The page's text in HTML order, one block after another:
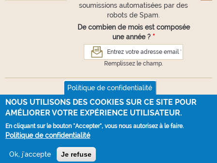
soumissions automatisées par des
robots de Spam.
De combien de mois est composée
une année ? *
Remplissez le champ.
Suivez-nous
VOUS AVEZ UNE QUESTION ?
Webdesign :
Politique de confidentialité
NOUS UTILISONS DES COOKIES SUR CE SITE POUR
AMÉLIORER VOTRE EXPÉRIENCE UTILISATEUR.
En cliquant sur le bouton "Accepter", vous nous autorisez à le faire.
Politique de confidentialité
Ok, j'accepte Je refuse